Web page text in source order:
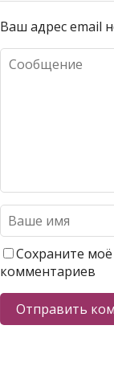
Ваш адрес email
Сохраните
комментариев